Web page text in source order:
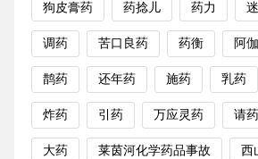
狗皮膏药 药捻儿 药力
调药 苦口良药 药衡 阿
鹊药 还年药 施药 乳药
炸药 引药 万应灵药 请药
大药 莱茵河化学药品事故 西